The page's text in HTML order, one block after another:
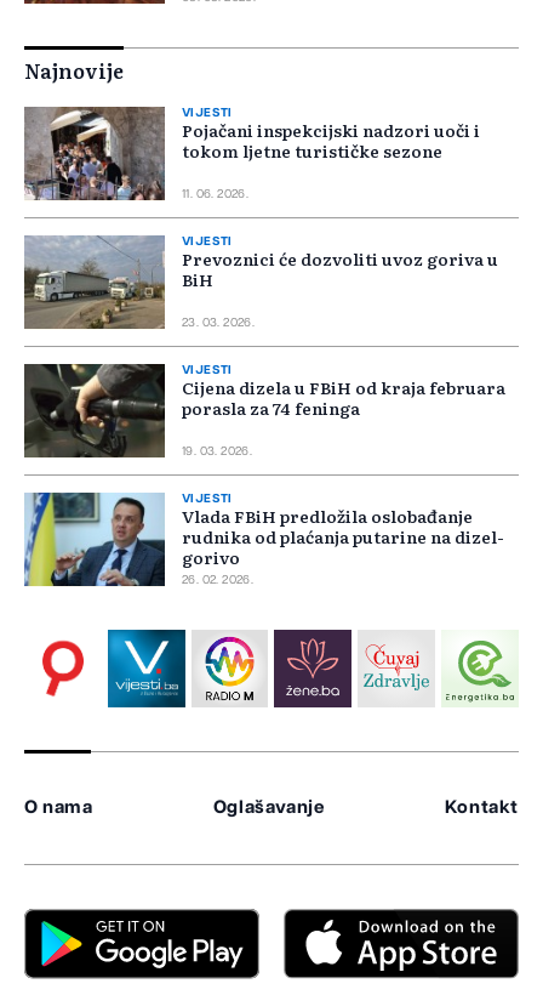
Najnovije
VIJESTI
Pojačani inspekcijski nadzori uoči i
tokom ljetne turističke sezone
11. 06. 2026.
VIJESTI
Prevoznici će dozvoliti uvoz goriva u
BiH
23. 03. 2026.
VIJESTI
Cijena dizela u FBiH od kraja februara
porasla za 74 feninga
19. 03. 2026.
VIJESTI
Vlada FBiH predložila oslobađanje
rudnika od plaćanja putarine na dizel-
gorivo
26. 02. 2026.
O nama Oglašavanje Kontakt